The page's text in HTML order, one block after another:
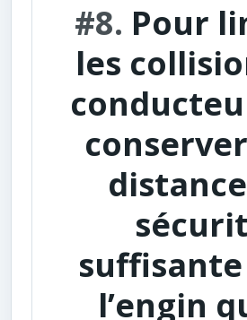
#8. Pour
les
suffisante
l’engin